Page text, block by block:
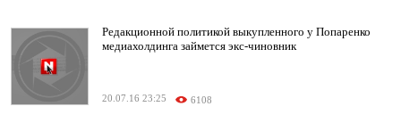
Редакционной политикой выкупленного у Попаренко
медиахолдинга займется экс-чиновник
20.07.16 23:25 6108